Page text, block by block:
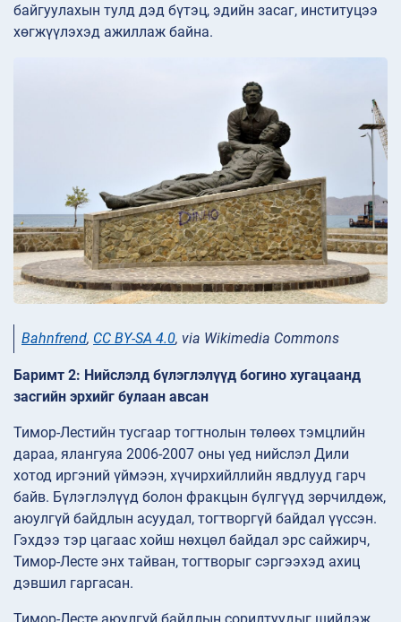
байгуулахын тулд дэд бүтэц, эдийн засаг, институцээ
хөгжүүлэхэд ажиллаж байна.
Bahnfrend, CC BY-SA 4.0, via Wikimedia Commons
Баримт 2: Нийслэлд бүлэглэлүүд богино хугацаанд
засгийн эрхийг булаан авсан
Тимор-Лестийн тусгаар тогтнолын төлөөх тэмцлийн
дараа, ялангуяа 2006-2007 оны үед нийслэл Дили
хотод иргэний үймээн, хүчирхийллийн явдлууд гарч
байв. Бүлэглэлүүд болон фракцын бүлгүүд зөрчилдөж,
аюулгүй байдлын асуудал, тогтворгүй байдал үүссэн.
Гэхдээ тэр цагаас хойш нөхцөл байдал эрс сайжирч,
Тимор-Лесте энх тайван, тогтворыг сэргээхэд ахиц
дэвшил гаргасан.